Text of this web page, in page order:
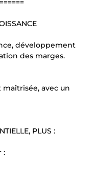
développement
des marges.
avec un
PLUS :
: